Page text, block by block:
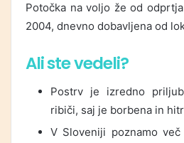
Potočka na voljo že od
2004, dnevno dobavljena od
Ali ste vedeli?
Postrv je izredno
ribiči, saj je borbena in
V Sloveniji poznamo